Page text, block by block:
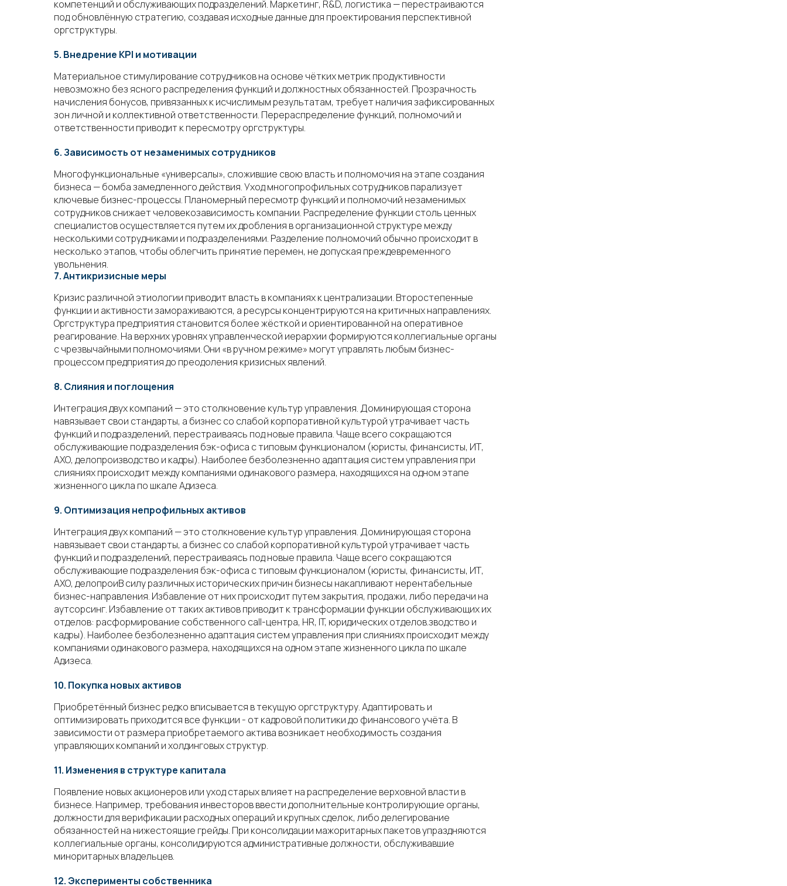
12. Эксперименты собственника
Появление новых акционеров или уход старых влияет на распределение верховной власти в
бизнесе. Например, требования инвесторов ввести дополнительные контролирующие органы,
должности для верификации расходных операций и крупных сделок, либо делегирование
обязанностей на нижестоящие грейды. При консолидации мажоритарных пакетов упраздняются
коллегиальные органы, консолидируются административные должности, обслуживавшие
миноритарных владельцев.
11. Изменения в структуре капитала
Приобретённый бизнес редко вписывается в текущую оргструктуру. Адаптировать и
оптимизировать приходится все функции - от кадровой политики до финансового учёта. В
зависимости от размера приобретаемого актива возникает необходимость создания
управляющих компаний и холдинговых структур.
10. Покупка новых активов
Интеграция двух компаний — это столкновение культур управления. Доминирующая сторона
навязывает свои стандарты, а бизнес со слабой корпоративной культурой утрачивает часть
функций и подразделений, перестраиваясь под новые правила. Чаще всего сокращаются
обслуживающие подразделения бэк-офиса с типовым функционалом (юристы, финансисты, ИТ,
АХО, делопроиВ силу различных исторических причин бизнесы накапливают нерентабельные
бизнес-направления. Избавление от них происходит путем закрытия, продажи, либо передачи на
аутсорсинг. Избавление от таких активов приводит к трансформации функции обслуживающих их
отделов: расформирование собственного call-центра, HR, IT, юридических отделов.зводство и
кадры). Наиболее безболезненно адаптация систем управления при слияниях происходит между
компаниями одинакового размера, находящихся на одном этапе жизненного цикла по шкале
Адизеса.
9. Оптимизация непрофильных активов
Интеграция двух компаний — это столкновение культур управления. Доминирующая сторона
навязывает свои стандарты, а бизнес со слабой корпоративной культурой утрачивает часть
функций и подразделений, перестраиваясь под новые правила. Чаще всего сокращаются
обслуживающие подразделения бэк-офиса с типовым функционалом (юристы, финансисты, ИТ,
АХО, делопроизводство и кадры). Наиболее безболезненно адаптация систем управления при
слияниях происходит между компаниями одинакового размера, находящихся на одном этапе
жизненного цикла по шкале Адизеса.
8. Слияния и поглощения
Кризис различной этиологии приводит власть в компаниях к централизации. Второстепенные
функции и активности замораживаются, а ресурсы концентрируются на критичных направлениях.
Оргструктура предприятия становится более жёсткой и ориентированной на оперативное
реагирование. На верхних уровнях управленческой иерархии формируются коллегиальные органы
с чрезвычайными полномочиями. Они «в ручном режиме» могут управлять любым бизнес-
процессом предприятия до преодоления кризисных явлений.
7. Антикризисные меры
Многофункциональные «универсалы», сложившие свою власть и полномочия на этапе создания
бизнеса — бомба замедленного действия. Уход многопрофильных сотрудников парализует
ключевые бизнес-процессы. Планомерный пересмотр функций и полномочий незаменимых
сотрудников снижает человекозависимость компании. Распределение функции столь ценных
специалистов осуществляется путем их дробления в организационной структуре между
несколькими сотрудниками и подразделениями. Разделение полномочий обычно происходит в
несколько этапов, чтобы облегчить принятие перемен, не допуская преждевременного
увольнения.
6. Зависимость от незаменимых сотрудников
Материальное стимулирование сотрудников на основе чётких метрик продуктивности
невозможно без ясного распределения функций и должностных обязанностей. Прозрачность
начисления бонусов, привязанных к исчислимым результатам, требует наличия зафиксированных
зон личной и коллективной ответственности. Перераспределение функций, полномочий и
ответственности приводит к пересмотру оргструктуры.
5. Внедрение KPI и мотивации
компетенций и обслуживающих подразделений. Маркетинг, R&D, логистика — перестраиваются
под обновлённую стратегию, создавая исходные данные для проектирования перспективной
оргструктуры.